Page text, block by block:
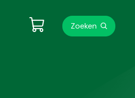
Zoeken